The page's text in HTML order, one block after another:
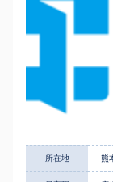
所在地 熊